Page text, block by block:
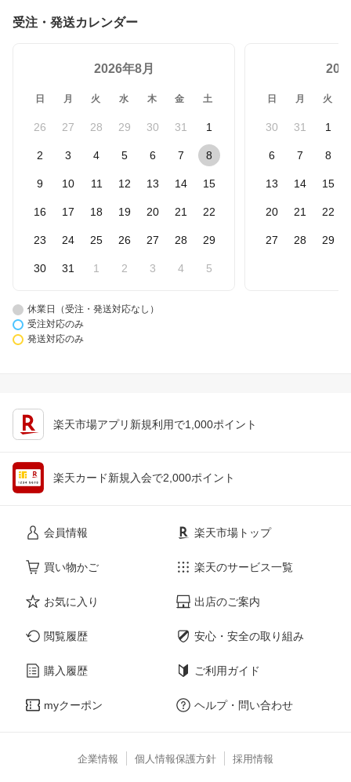
受注・発送カレンダー
2026年8月
日 月 火 水 木 金 土
26 27 28 29 30 31 1
2 3 4 5 6 7 8
9 10 11 12 13 14 15
16 17 18 19 20 21 22
23 24 25 26 27 28 29
30 31 1 2 3 4 5
日 月 火
30 31 1
6 7 8
13 14 15
20 21 22
27 28 29
休業日（受注・発送対応なし）
受注対応のみ
発送対応のみ
楽天市場アプリ新規利用で1,000ポイント
楽天カード新規入会で2,000ポイント
会員情報
買い物かご
お気に入り
閲覧履歴
購入履歴
myクーポン
楽天市場トップ
楽天のサービス一覧
出店のご案内
安心・安全の取り組み
ご利用ガイド
ヘルプ・問い合わせ
企業情報 個人情報保護方針 採用情報